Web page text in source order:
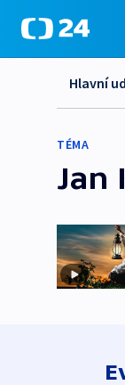
Hlavní
TÉMA
Jan